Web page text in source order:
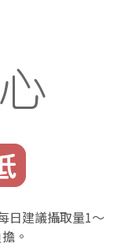
日建議攝取量1～
。